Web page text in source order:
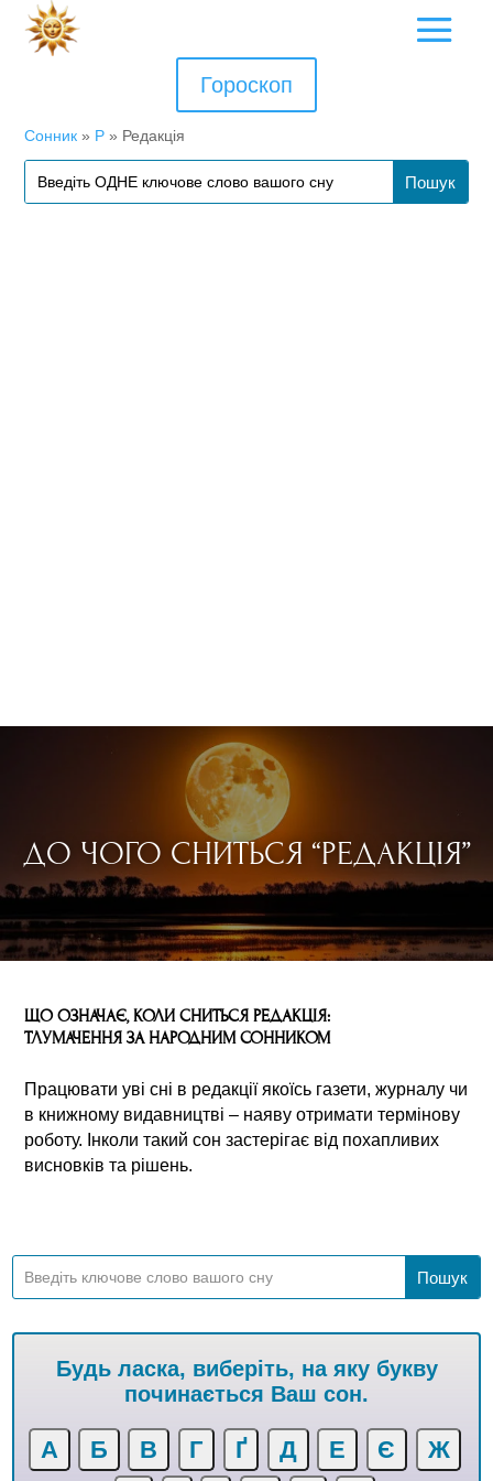
Гороскоп
Сонник » Р » Редакція
ДО ЧОГО СНИТЬСЯ “РЕДАКЦІЯ”
ЩО ОЗНАЧАЄ, КОЛИ СНИТЬСЯ РЕДАКЦІЯ:
ТЛУМАЧЕННЯ ЗА НАРОДНИМ СОННИКОМ
Працювати уві сні в редакції якоїсь газети, журналу чи
в книжному видавництві – наяву отримати термінову
роботу. Інколи такий сон застерігає від похапливих
висновків та рішень.
Будь ласка, виберіть, на яку букву
починається Ваш сон.
А Б В Г Ґ Д Е Є Ж